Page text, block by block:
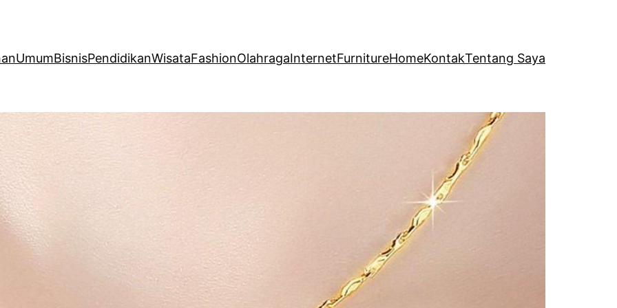
UmumBisnisPendidikanWisataFashionOlahragaInternetFurnitureHomeKontakTentang Saya